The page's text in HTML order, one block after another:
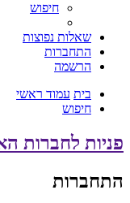
חיפוש
שאלות נפוצות
התחברות
הרשמה
בית עמוד ראשי
חיפוש
פניות לחברות
התחברות